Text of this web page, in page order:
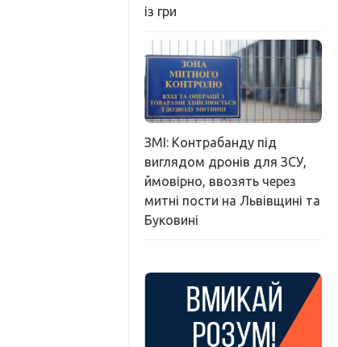
із гри
ЗМІ: Контрабанду під
виглядом дронів для ЗСУ,
ймовірно, ввозять через
митні пости на Львівщині та
Буковині